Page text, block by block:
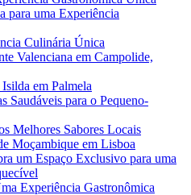
para uma Experiência
Culinária Única
Valenciana em Campolide,
em Palmela
Saudáveis para o Pequeno-
Melhores Sabores Locais
Moçambique em Lisboa
um Espaço Exclusivo para uma
Experiência Gastronômica